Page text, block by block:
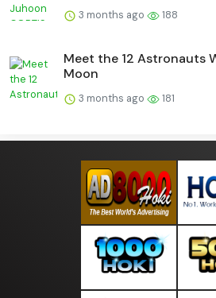
3 months ago 188
Meet the 12 Astronauts
Moon
3 months ago 181